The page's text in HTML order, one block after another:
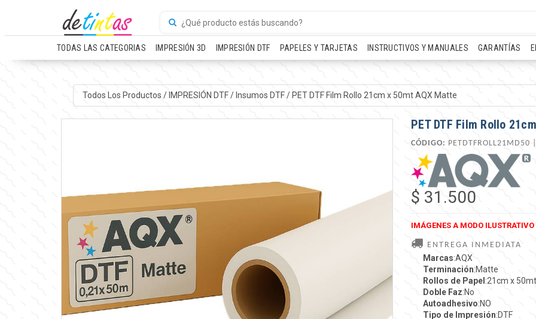
TODAS LAS CATEGORIAS IMPRESIÓN 3D IMPRESIÓN DTF PAPELES Y TARJETAS INSTRUCTIVOS Y MANUALES GARANTÍAS
Todos Los Productos / IMPRESIÓN DTF/ Insumos DTF/ PET DTF Film Rollo 21cm x 50mt AQX Matte
PET DTF Film Rollo
CÓDIGO: PETDTFROLL21MD50
$ 31.500
IMÁGENES A MODO ILUSTRATIVO
ENTREGA INMEDIATA
Marcas:AQX
Terminación:Matte
Rollos de Papel :21cm x 50mt
Doble Faz:No
Autoadhesivo:NO
Tipo de Impresión:DTF